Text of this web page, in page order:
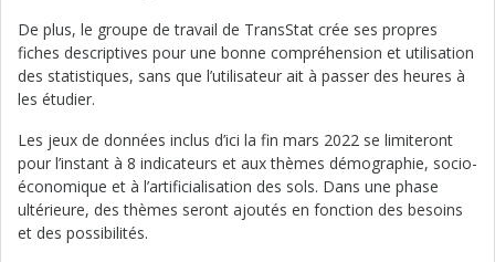
De plus, le groupe de travail de TransStat crée ses propres
fiches descriptives pour une bonne compréhension et utilisation
des statistiques, sans que l’utilisateur ait à passer des heures à
les étudier.
Les jeux de données inclus d’ici la fin mars 2022 se limiteront
pour l’instant à 8 indicateurs et aux thèmes démographie, socio-
économique et à l’artificialisation des sols. Dans une phase
ultérieure, des thèmes seront ajoutés en fonction des besoins
et des possibilités.